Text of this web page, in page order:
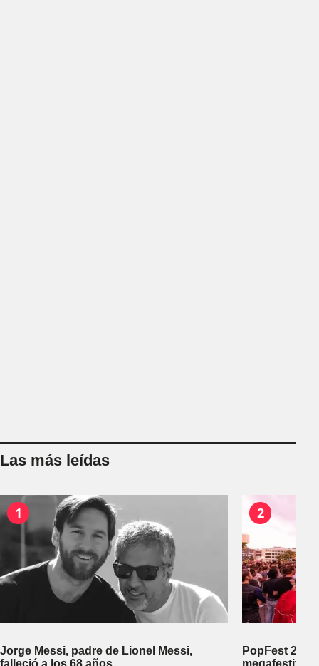
Las más leídas
1
Jorge Messi, padre de Lionel Messi,
falleció a los 68 años
2
PopFest
megafestival